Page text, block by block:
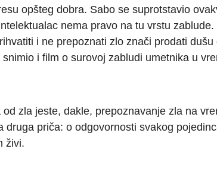
opšteg dobra. Sabo se suprotstavio
nema pravo na tu vrstu
i ne prepoznati zlo znači prodati
i film o surovoj zabludi umetnika u
zla jeste, dakle, prepoznavanje zla na
druga priča: o odgovornosti svakog
živi.